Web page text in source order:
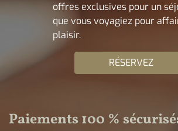
offres exclusives pour un
que vous voyagiez pour
plaisir.
RÉSERVEZ
Paiements 100 %